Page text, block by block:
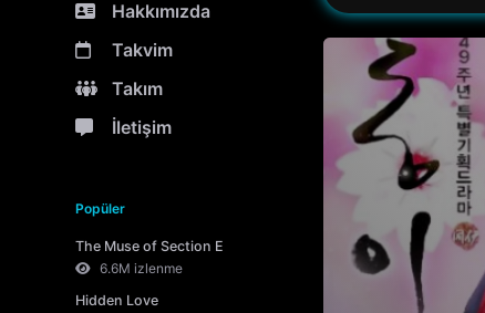
Hakkımızda
Takvim
Takım
İletişim
Popüler
The Muse of Section E
6.6M izlenme
Hidden Love